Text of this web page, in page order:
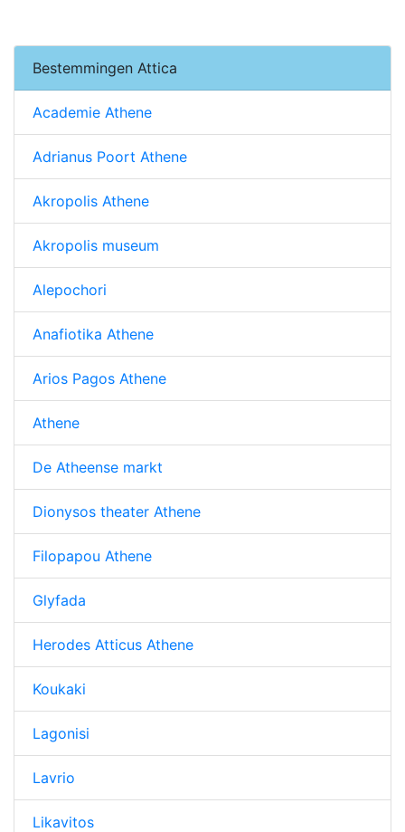
Bestemmingen Attica
Academie Athene
Adrianus Poort Athene
Akropolis Athene
Akropolis museum
Alepochori
Anafiotika Athene
Arios Pagos Athene
Athene
De Atheense markt
Dionysos theater Athene
Filopapou Athene
Glyfada
Herodes Atticus Athene
Koukaki
Lagonisi
Lavrio
Likavitos